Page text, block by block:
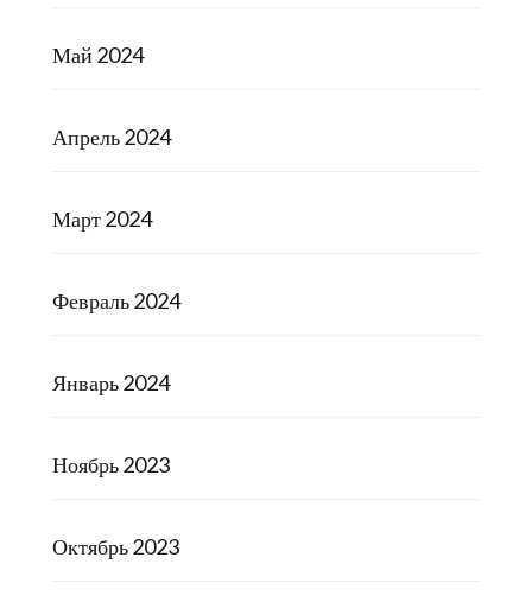
Май 2024
Апрель 2024
Март 2024
Февраль 2024
Январь 2024
Ноябрь 2023
Октябрь 2023